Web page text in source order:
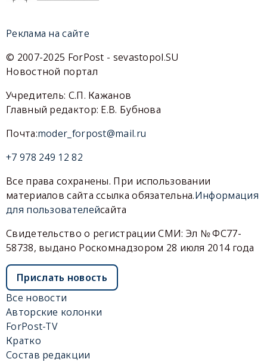
Реклама на сайте
© 2007-2025 ForPost - sevastopol.SU
Новостной портал
Учредитель: С.П. Кажанов
Главный редактор: Е.В. Бубнова
Почта:moder_forpost@mail.ru
+7 978 249 12 82
Все права сохранены. При использовании
материалов сайта ссылка обязательна.Информация
для пользователейсайта
Свидетельство о регистрации СМИ: Эл № ФС77-
58738, выдано Роскомнадзором 28 июля 2014 года
Прислать новость
Все новости
Авторские колонки
ForPost-TV
Кратко
Состав редакции